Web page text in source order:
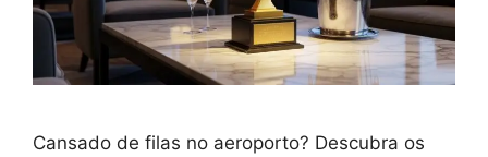
Cansado de filas no aeroporto? Descubra os